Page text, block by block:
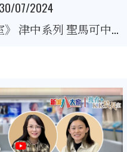
30/07/2024
》 津中系列 聖馬可中...